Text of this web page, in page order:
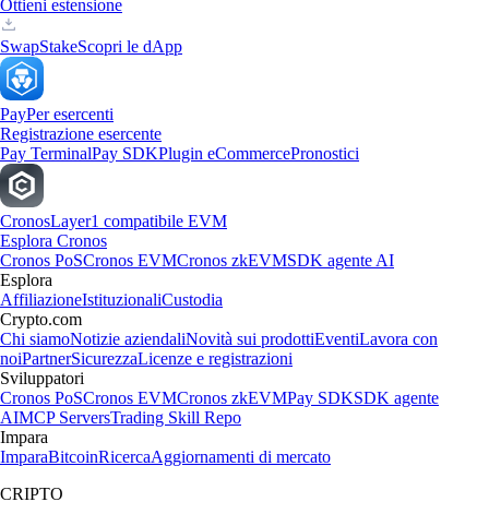
Ottieni estensione
SwapStakeScopri le dApp
PayPer esercenti
Registrazione esercente
Pay TerminalPay SDKPlugin eCommercePronostici
CronosLayer1 compatibile EVM
Esplora Cronos
Cronos PoSCronos EVMCronos zkEVMSDK agente AI
Esplora
AffiliazioneIstituzionaliCustodia
Crypto.com
Chi siamoNotizie aziendaliNovità sui prodottiEventiLavora con
noiPartnerSicurezzaLicenze e registrazioni
Sviluppatori
Cronos PoSCronos EVMCronos zkEVMPay SDKSDK agente
AIMCP ServersTrading Skill Repo
Impara
ImparaBitcoinRicercaAggiornamenti di mercato
CRIPTO